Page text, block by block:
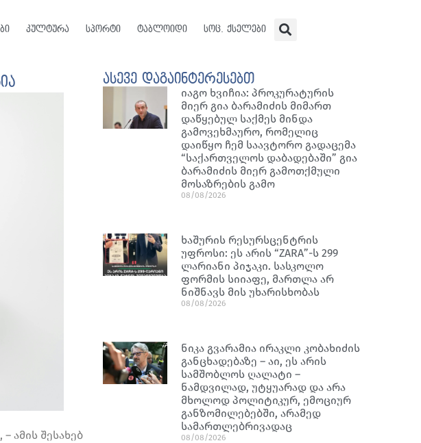
კულტურა სპორტი ტაბლოიდი სოც. ქსელები
ამის შესახებ
ასევე დაგაინტერესებთ
იაგო ხვიჩია: პროკურატურის
მიერ გია ბარამიძის მიმართ
დაწყებულ საქმეს მინდა
გამოვეხმაურო, რომელიც
დაიწყო ჩემ საავტორო გადაცემა
“საქართველოს დაბადებაში” გია
ბარამიძის მიერ გამოთქმული
მოსაზრების გამო
08/08/2026
ხაშურის რესურსცენტრის
უფროსი: ეს არის “ZARA”-ს 299
ლარიანი პიჯაკი. სასკოლო
ფორმის სიიაფე, მართლა არ
ნიშნავს მის უხარისხობას
08/08/2026
ნიკა გვარამია ირაკლი კობახიძის
განცხადებაზე – აი, ეს არის
სამშობლოს ღალატი –
ნამდვილად, უტყუარად და არა
მხოლოდ პოლიტიკურ, ემოციურ
განზომილებებში, არამედ
სამართლებრივადაც
08/08/2026